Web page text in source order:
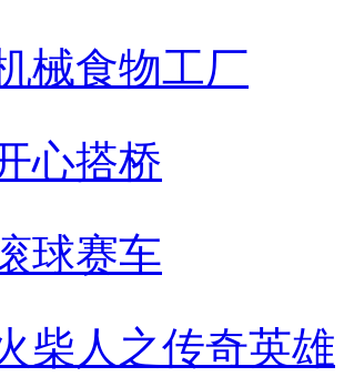
械食物工厂
心搭桥
球赛车
柴人之传奇英雄